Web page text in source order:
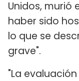
Unidos, murió
haber sido
lo que se
grave".
"La